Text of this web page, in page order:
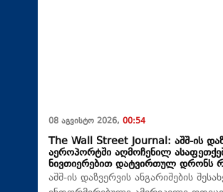
08 აგვისტო 2026, 00:54
The Wall Street Journal: აშშ-ის
აეროპორტში აღმოჩენილ
ნივთიერებით დატვირთულ დრონს
აშშ-ის დაზვერვის ანგარიშების